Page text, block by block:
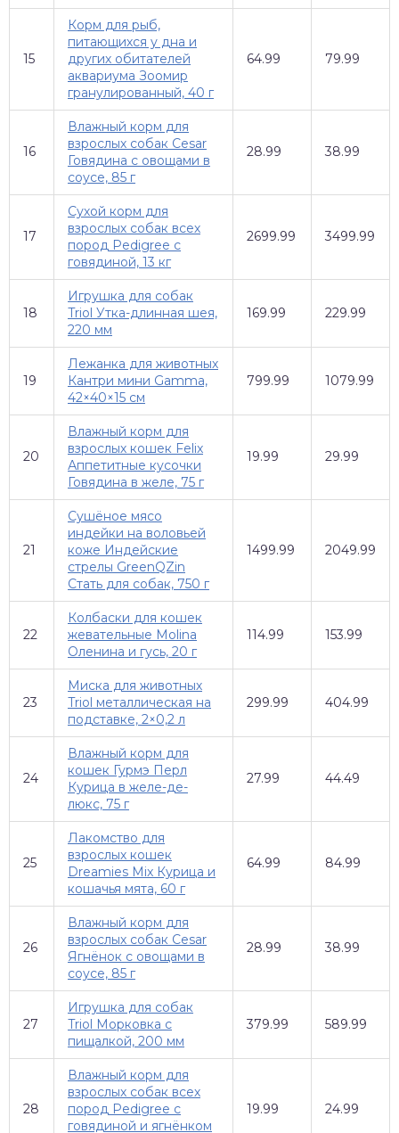
15
Корм для рыб,
питающихся у дна и
других обитателей
аквариума Зоомир
гранулированный, 40 г
64.99 79.99
16
Влажный корм для
взрослых собак Cesar
Говядина с овощами в
соусе, 85 г
28.99 38.99
17
Сухой корм для
взрослых собак всех
пород Pedigree с
говядиной, 13 кг
2699.99 3499.99
18
Игрушка для собак
Triol Утка-длинная шея,
220 мм
169.99 229.99
19
Лежанка для животных
Кантри мини Gamma,
42×40×15 см
799.99 1079.99
20
Влажный корм для
взрослых кошек Felix
Аппетитные кусочки
Говядина в желе, 75 г
19.99 29.99
21
Сушёное мясо
индейки на воловьей
коже Индейские
стрелы GreenQZin
Стать для собак, 750 г
1499.99 2049.99
22
Колбаски для кошек
жевательные Molina
Оленина и гусь, 20 г
114.99 153.99
23
Миска для животных
Triol металлическая на
подставке, 2×0,2 л
299.99 404.99
24
Влажный корм для
кошек Гурмэ Перл
Курица в желе-де-
люкс, 75 г
27.99 44.49
25
Лакомство для
взрослых кошек
Dreamies Mix Курица и
кошачья мята, 60 г
64.99 84.99
26
Влажный корм для
взрослых собак Cesar
Ягнёнок с овощами в
соусе, 85 г
28.99 38.99
27
Игрушка для собак
Triol Морковка с
пищалкой, 200 мм
379.99 589.99
28
Влажный корм для
взрослых собак всех
пород Pedigree с
говядиной и ягнёнком
19.99 24.99